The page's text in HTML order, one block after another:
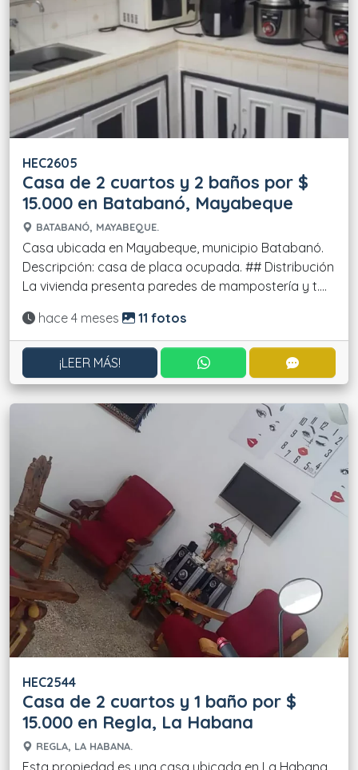
HEC2605
Casa de 2 cuartos y 2 baños por $
15.000 en Batabanó, Mayabeque
BATABANÓ, MAYABEQUE.
Casa ubicada en Mayabeque, municipio Batabanó.
Descripción: casa de placa ocupada. ## Distribución
La vivienda presenta paredes de mampostería y t....
Actualizado:
hace 4 meses 11 fotos
¡LEER MÁS! CONTACTAR POR
HEC2544
Casa de 2 cuartos y 1 baño por $
15.000 en Regla, La Habana
REGLA, LA HABANA.
Esta propiedad es una casa ubicada en La Habana,